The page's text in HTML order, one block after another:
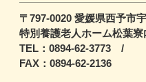
〒797-0020 愛媛県西予市
特別養護老人ホーム松葉寮
TEL：0894-62-3773 /
FAX：0894-62-2136